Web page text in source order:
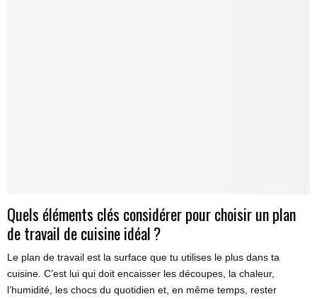
Quels éléments clés considérer pour choisir un plan
de travail de cuisine idéal ?
Le plan de travail est la surface que tu utilises le plus dans ta
cuisine. C’est lui qui doit encaisser les découpes, la chaleur,
l’humidité, les chocs du quotidien et, en même temps, rester